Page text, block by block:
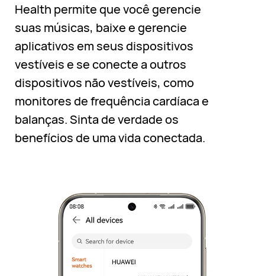
Health permite que você gerencie
suas músicas, baixe e gerencie
aplicativos em seus dispositivos
vestíveis e se conecte a outros
dispositivos não vestíveis, como
monitores de frequência cardíaca e
balanças. Sinta de verdade os
benefícios de uma vida conectada.